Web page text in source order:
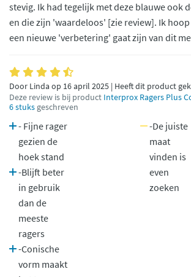
stevig. Ik had tegelijk met deze blauwe ook
en die zijn 'waardeloos' [zie review]. Ik
een nieuwe 'verbetering' gaat zijn van dit
Door Linda op 16 april 2025 | Heeft dit product
Deze review is bij product Interprox Ragers Plus
6 stuks geschreven
- Fijne rager
gezien de
hoek stand
-Blijft beter
in gebruik
dan de
meeste
ragers
-Conische
vorm maakt
-De juiste
maat
vinden is
even
zoeken